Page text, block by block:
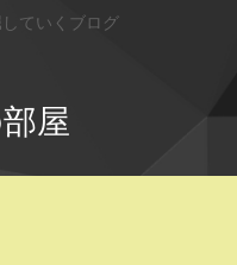
ていくブログ
屋